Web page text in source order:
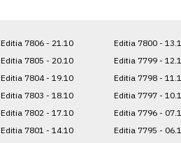
Editia 7806 - 21.10
Editia 7805 - 20.10
Editia 7804 - 19.10
Editia 7803 - 18.10
Editia 7802 - 17.10
Editia 7801 - 14.10
Editia 7800 -
Editia 7799 -
Editia 7798 -
Editia 7797 -
Editia 7796 -
Editia 7795 -